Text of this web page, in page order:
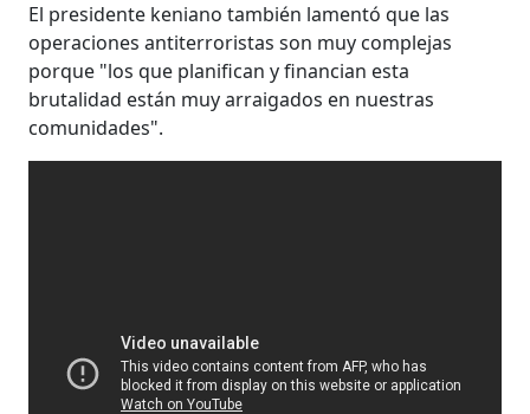
El presidente keniano también lamentó que las
operaciones antiterroristas son muy complejas
porque "los que planifican y financian esta
brutalidad están muy arraigados en nuestras
comunidades".